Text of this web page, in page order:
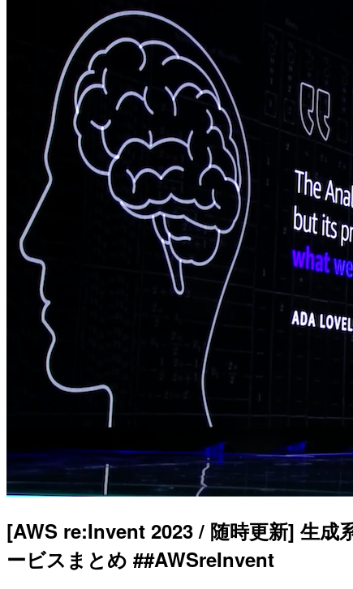
[AWS re:Invent 2023 / 随時更新] 生
ービスまとめ ##AWSreInvent